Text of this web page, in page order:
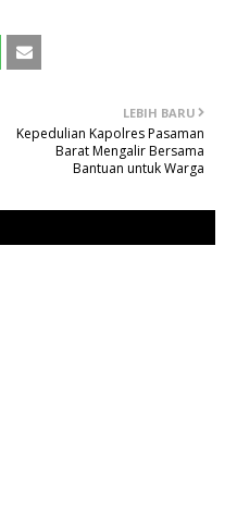
LEBIH BARU
Kepedulian Kapolres Pasaman
Barat Mengalir Bersama
Bantuan untuk Warga